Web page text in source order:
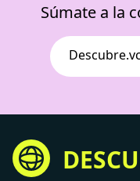
Súmate a la